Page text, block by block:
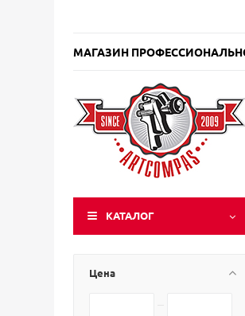
МАГАЗИН
КАТАЛОГ
Цена